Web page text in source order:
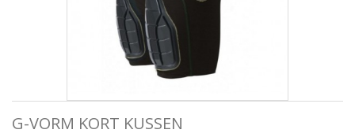
G-VORM KORT KUSSEN